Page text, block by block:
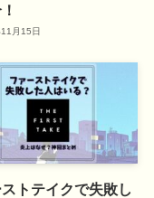
月15日
トテイクで失敗し